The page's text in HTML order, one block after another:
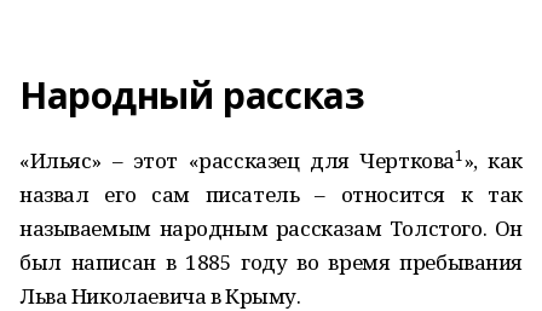
Народный рассказ
«Ильяс» – этот «рассказец для Черткова1», как
назвал его сам писатель – относится к так
называемым народным рассказам Толстого. Он
был написан в 1885 году во время пребывания
Льва Николаевича в Крыму.